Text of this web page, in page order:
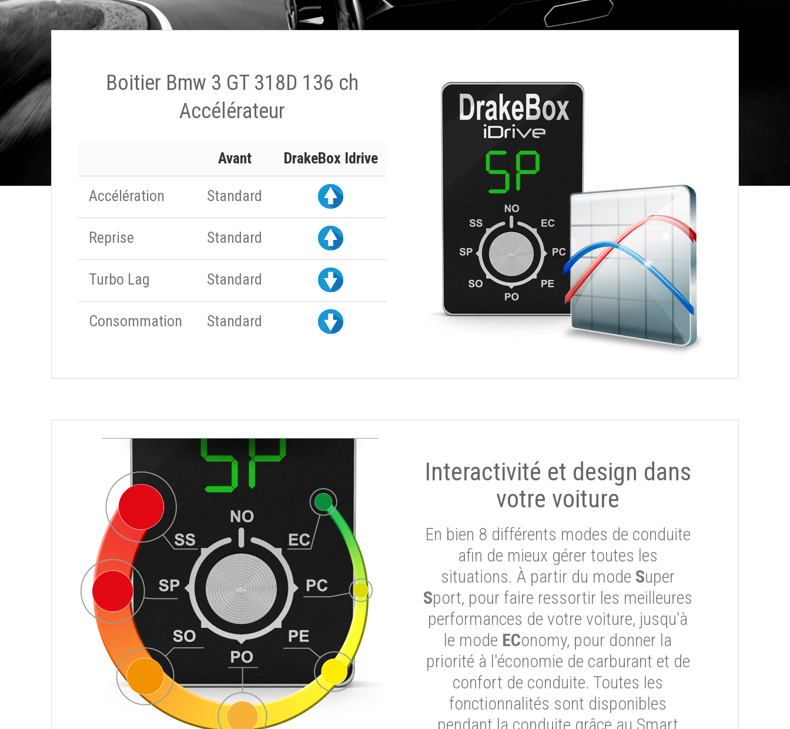
Boitier Bmw 3 GT 318D 136 ch
Accélérateur
Avant DrakeBox Idrive
Accélération Standard
Reprise Standard
Turbo Lag Standard
Consommation Standard
Interactivité et design dans
votre voiture
En bien 8 différents modes de conduite
afin de mieux gérer toutes les
situations. À partir du mode Super
Sport, pour faire ressortir les meilleures
performances de votre voiture, jusqu'à
le mode EConomy, pour donner la
priorité à l'économie de carburant et de
confort de conduite. Toutes les
fonctionnalités sont disponibles
pendant la conduite grâce au Smart